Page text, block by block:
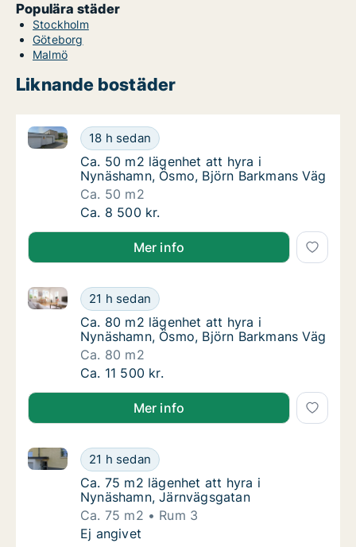
Populära städer
Stockholm
Göteborg
Malmö
Liknande bostäder
Ca. 50 m2 lägenhet att hyra i Nynäshamn,
18 h sedan
Ca. 50 m2 lägenhet att hyra i Nynäshamn, Ösmo,
Ca. 50 m2 lägenhet att hyra i Nynäshamn,
Ca. 50 m2 lägenhet att hyra i
Nynäshamn, Ösmo, Björn Barkmans Väg
Ca. 50 m2
Ca. 50 m2 lägenhet att hyra i Nynäshamn,
Ca. 8 500 kr.
Mer info
Ca. 80 m2 lägenhet att hyra i Nynäshamn,
21 h sedan
Ca. 80 m2 lägenhet att hyra i Nynäshamn, Ösmo,
Ca. 80 m2 lägenhet att hyra i Nynäshamn,
Ca. 80 m2 lägenhet att hyra i
Nynäshamn, Ösmo, Björn Barkmans Väg
Ca. 80 m2
Ca. 80 m2 lägenhet att hyra i Nynäshamn,
Ca. 11 500 kr.
Mer info
Ca. 75 m2 lägenhet att hyra i Nynäshamn,
21 h sedan
Ca. 75 m2 lägenhet att hyra i Nynäshamn,
Ca. 75 m2 lägenhet att hyra i Nynäshamn,
Ca. 75 m2 lägenhet att hyra i
Nynäshamn, Järnvägsgatan
Ca. 75 m2
Rum 3
Ca. 75 m2 lägenhet att hyra i Nynäshamn,
Ej angivet